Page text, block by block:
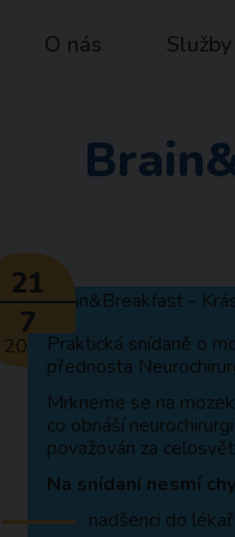
O nás Služby
21
7
2022Praktická snídaně o
přednosta
Mrkneme se na
co obnáší
považován za
Na snídani nesmí
nadšenci do